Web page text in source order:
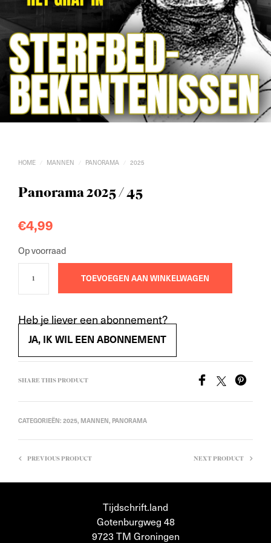
HOME / MANNEN / PANORAMA / 2025
Panorama 2025 / 45
€4,99
Op voorraad
TOEVOEGEN AAN WINKELWAGEN
Heb je liever een abonnement?
JA, IK WIL EEN ABONNEMENT
SHARE THIS PRODUCT
CATEGORIEËN: 2025, MANNEN, PANORAMA
PREVIOUS PRODUCT NEXT PRODUCT
Tijdschrift.land
Gotenburgweg 48
9723 TM Groningen